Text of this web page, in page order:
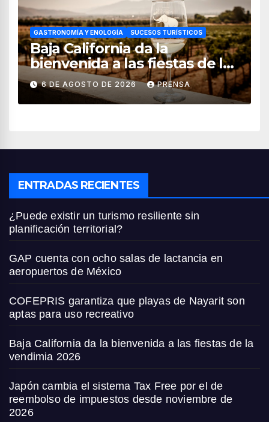
GASTRONOMÍA Y ENOLOGÍA SUCESOS TURÍSTICOS
Baja California da la
bienvenida a las fiestas de la
vendimia 2026
6 DE AGOSTO DE 2026 PRENSA
ENTRADAS RECIENTES
¿Puede existir un turismo resiliente sin
planificación territorial?
GAP cuenta con ocho salas de lactancia en
aeropuertos de México
COFEPRIS garantiza que playas de Nayarit son
aptas para uso recreativo
Baja California da la bienvenida a las fiestas de la
vendimia 2026
Japón cambia el sistema Tax Free por el de
reembolso de impuestos desde noviembre de
2026